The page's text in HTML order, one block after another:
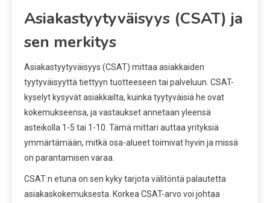
Asiakastyytyväisyys (CSAT) ja
sen merkitys
Asiakastyytyväisyys (CSAT) mittaa asiakkaiden
tyytyväisyyttä tiettyyn tuotteeseen tai palveluun. CSAT-
kyselyt kysyvät asiakkailta, kuinka tyytyväisiä he ovat
kokemukseensa, ja vastaukset annetaan yleensä
asteikolla 1-5 tai 1-10. Tämä mittari auttaa yrityksiä
ymmärtämään, mitkä osa-alueet toimivat hyvin ja missä
on parantamisen varaa.
CSAT:n etuna on sen kyky tarjota välitöntä palautetta
asiakaskokemuksesta. Korkea CSAT-arvo voi johtaa